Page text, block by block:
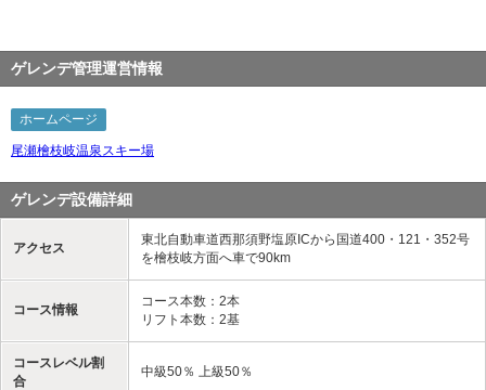
ゲレンデ管理運営情報
ホームページ
尾瀬檜枝岐温泉スキー場
ゲレンデ設備詳細
アクセス
東北自動車道西那須野塩原ICから国道400・121・352号
を檜枝岐方面へ車で90km
コース情報
コース本数：2本
リフト本数：2基
コースレベル割
合
中級50％ 上級50％